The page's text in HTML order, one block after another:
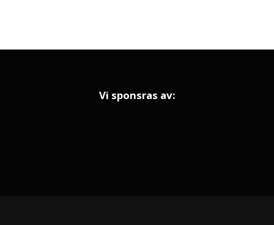
Vi sponsras av: